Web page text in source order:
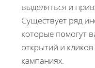
выделяться и
Существует ряд
которые помогут
открытий и
кампаниях.